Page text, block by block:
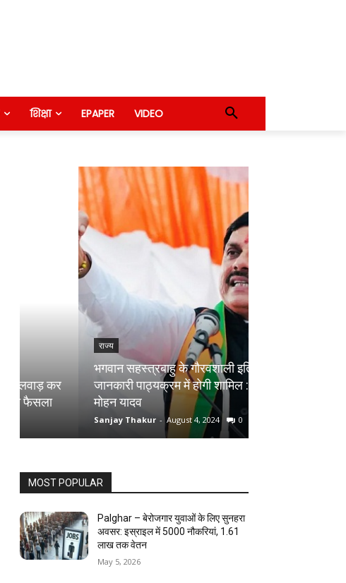
शिक्षा EPAPER VIDEO
भगवान सहस्त्रबाहु के गौरवशाली इतिहास की
जानकारी पाठ्यक्रम में होगी शामिल : सीएम
मोहन यादव
Sanjay Thakur - August 4, 2024 0
MOST POPULAR
Palghar – बेरोजगार युवाओं के लिए सुनहरा
अवसर: इस्राइल में 5000 नौकरियां, ₹1.61
लाख तक वेतन
May 5, 2026